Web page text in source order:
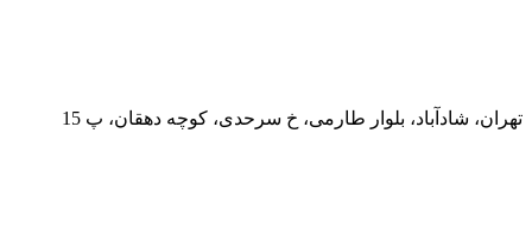
تهران، شادآباد، بلوار طارمی، خ سرحدی، کوچه دهقان، پ 15